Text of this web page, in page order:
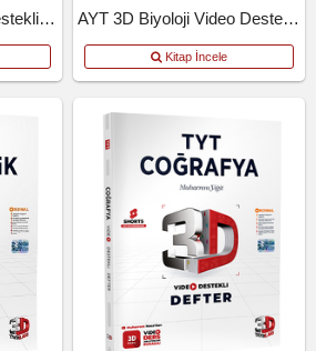
AYT 3D Fizik Video Destekli Defter AYT 3D Biyoloji Video Destekli Defter
Kitap İncele